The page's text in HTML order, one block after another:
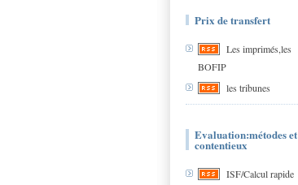
Prix de transfert
Les imprimés,les
BOFIP
les tribunes
Evaluation:métodes et
contentieux
ISF/Calcul rapide